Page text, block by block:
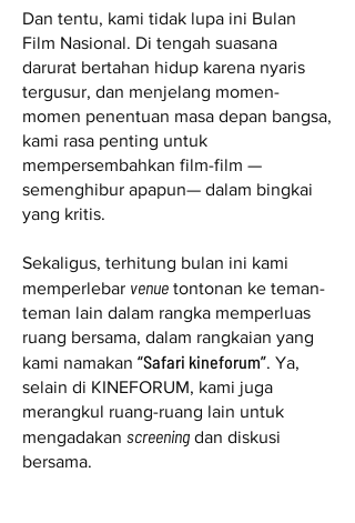
Dan tentu, kami tidak lupa ini Bulan
Film Nasional. Di tengah suasana
darurat bertahan hidup karena nyaris
tergusur, dan menjelang momen-
momen penentuan masa depan bangsa,
kami rasa penting untuk
mempersembahkan film-film —
semenghibur apapun— dalam bingkai
yang kritis.
Sekaligus, terhitung bulan ini kami
memperlebar venue tontonan ke teman-
teman lain dalam rangka memperluas
ruang bersama, dalam rangkaian yang
kami namakan “Safari kineforum”. Ya,
selain di KINEFORUM, kami juga
merangkul ruang-ruang lain untuk
mengadakan screening dan diskusi
bersama.